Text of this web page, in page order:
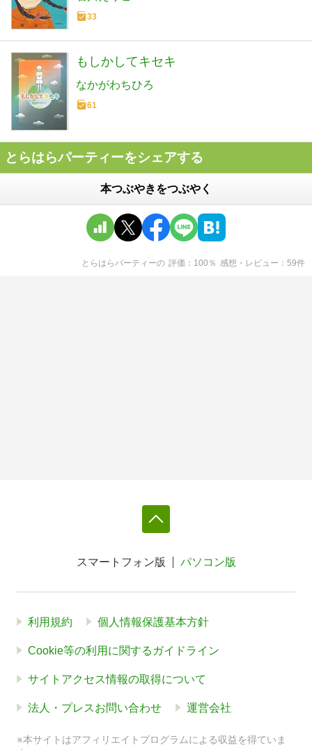
33
もしかしてキセキ
なかがわちひろ
61
とらはらパーティーをシェアする
本つぶやきをつぶやく
とらはらパーティーの 評価 100 ％ 感想・レビュー 59件
スマートフォン版 パソコン版
利用規約 個人情報保護基本方針
Cookie等の利用に関するガイドライン
サイトアクセス情報の取得について
法人・プレスお問い合わせ 運営会社
※本サイトはアフィリエイトプログラムによる収益を得ていま